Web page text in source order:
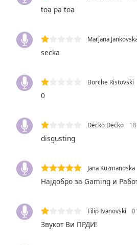
Background
Color
Opacity
Style
Family
toa pa toa
Marjana
secka
Borche Ristovski
0
Decko Decko
disgusting
Jana Kuzmanoska
Најдобро за Gaming и
Filip Ivanovski
Звукот Ви ПРДИ!